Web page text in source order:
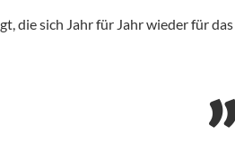
die sich Jahr für Jahr wieder für das